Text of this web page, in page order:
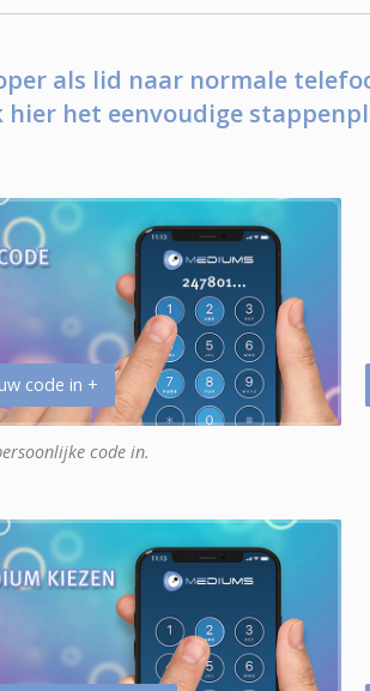
als lid naar normale
het eenvoudige
code in +
code in.